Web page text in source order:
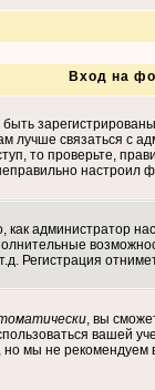
Вход на
лучше связаться с
то проверьте,
настроил
как
Регистрация
, вы
вашей
, но мы не рекомендуем